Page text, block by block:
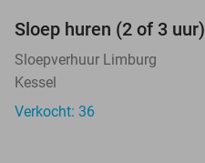
Sloep huren (2 of 3 uur)
Sloepverhuur Limburg
Kessel
Verkocht: 36